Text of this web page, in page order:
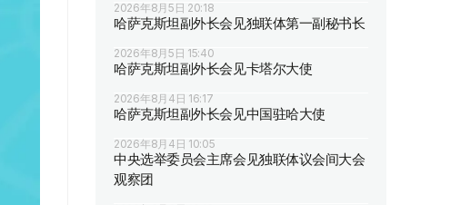
2026年8月5日 20:18
哈萨克斯坦副外长会见独联体第一副秘书长
2026年8月5日 15:40
哈萨克斯坦副外长会见卡塔尔大使
2026年8月4日 16:17
哈萨克斯坦副外长会见中国驻哈大使
2026年8月4日 10:05
中央选举委员会主席会见独联体议会间大会
观察团